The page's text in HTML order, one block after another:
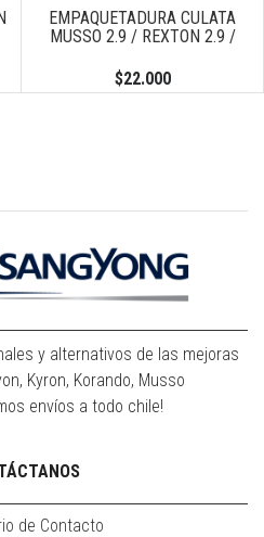
EMPAQUETADURA CULATA
MUSSO 2.9 / REXTON 2.9 /
$22.000
y alternativos de las mejoras
Kyron, Korando, Musso
envíos a todo chile!
de Contacto